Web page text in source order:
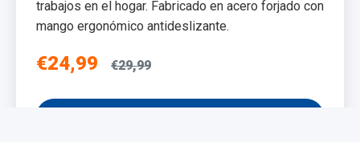
trabajos en el hogar. Fabricado en acero forjado con
mango ergonómico antideslizante.
€24,99 €29,99